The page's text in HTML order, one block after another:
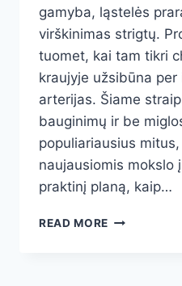
gamyba, ląstelės
virškinimas strigtų.
tuomet, kai tam tikri
kraujyje užsibūna
arterijas. Šiame
bauginimų ir be
populiariausius
naujausiomis mokslo
praktinį planą, kaip…
READ MORE 13